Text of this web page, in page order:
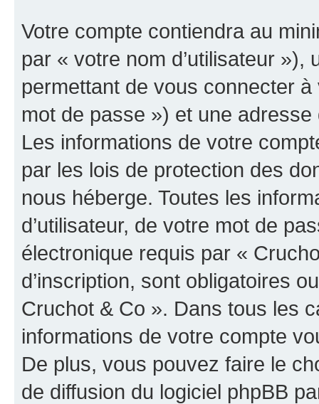
Votre compte contiendra au
par « votre nom d’utilisateur
permettant de vous connecter
mot de passe ») et une
Les informations de votre
par les lois de protection des
nous héberge. Toutes les
d’utilisateur, de votre mot de
électronique requis par «
d’inscription, sont obligatoires
Cruchot & Co ». Dans tous les
informations de votre compte
De plus, vous pouvez faire le
de diffusion du logiciel phpBB